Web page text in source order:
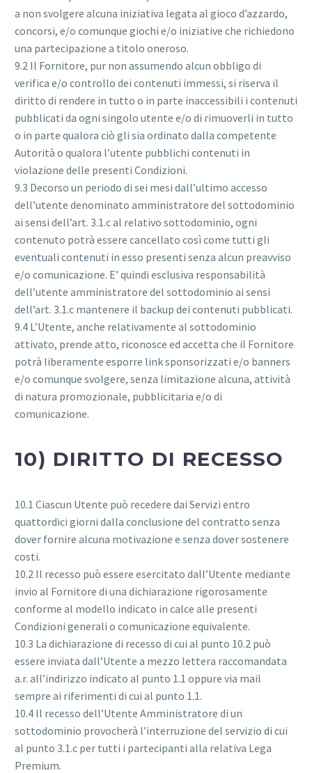
a non svolgere alcuna iniziativa legata al gioco d’azzardo,
concorsi, e/o comunque giochi e/o iniziative che richiedono
una partecipazione a titolo oneroso.
9.2 Il Fornitore, pur non assumendo alcun obbligo di
verifica e/o controllo dei contenuti immessi, si riserva il
diritto di rendere in tutto o in parte inaccessibili i contenuti
pubblicati da ogni singolo utente e/o di rimuoverli in tutto
o in parte qualora ciò gli sia ordinato dalla competente
Autorità o qualora l’utente pubblichi contenuti in
violazione delle presenti Condizioni.
9.3 Decorso un periodo di sei mesi dall’ultimo accesso
dell’utente denominato amministratore del sottodominio
ai sensi dell’art. 3.1.c al relativo sottodominio, ogni
contenuto potrà essere cancellato così come tutti gli
eventuali contenuti in esso presenti senza alcun preavviso
e/o comunicazione. E’ quindi esclusiva responsabilità
dell’utente amministratore del sottodominio ai sensi
dell’art. 3.1.c mantenere il backup dei contenuti pubblicati.
9.4 L’Utente, anche relativamente al sottodominio
attivato, prende atto, riconosce ed accetta che il Fornitore
potrà liberamente esporre link sponsorizzati e/o banners
e/o comunque svolgere, senza limitazione alcuna, attività
di natura promozionale, pubblicitaria e/o di
comunicazione.
10) DIRITTO DI RECESSO
10.1 Ciascun Utente può recedere dai Servizi entro
quattordici giorni dalla conclusione del contratto senza
dover fornire alcuna motivazione e senza dover sostenere
costi.
10.2 Il recesso può essere esercitato dall’Utente mediante
invio al Fornitore di una dichiarazione rigorosamente
conforme al modello indicato in calce alle presenti
Condizioni generali o comunicazione equivalente.
10.3 La dichiarazione di recesso di cui al punto 10.2 può
essere inviata dall’Utente a mezzo lettera raccomandata
a.r. all’indirizzo indicato al punto 1.1 oppure via mail
sempre ai riferimenti di cui al punto 1.1.
10.4 Il recesso dell’Utente Amministratore di un
sottodominio provocherà l’interruzione del servizio di cui
al punto 3.1.c per tutti i partecipanti alla relativa Lega
Premium.